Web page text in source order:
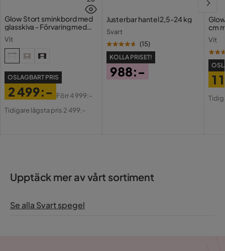
Glow Stort sminkbord med
glasskiva - Förvaring med
Vit
OSLAGBART PRIS
Pris
2 499:-
Original
Förr4 999:-
Tidigare lägsta pris 2 499:-
Justerbar hantel 2,5-24 kg
Svart
(15)
KOLLA PRISET!
988:-
cm
Vit
1
Upptäck mer av vårt sortiment
Se alla Svart spegel